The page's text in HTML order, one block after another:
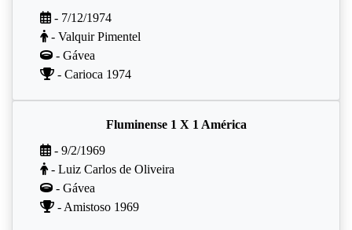
- 7/12/1974
- Valquir Pimentel
- Gávea
- Carioca 1974
Fluminense 1 X 1 América
- 9/2/1969
- Luiz Carlos de Oliveira
- Gávea
- Amistoso 1969